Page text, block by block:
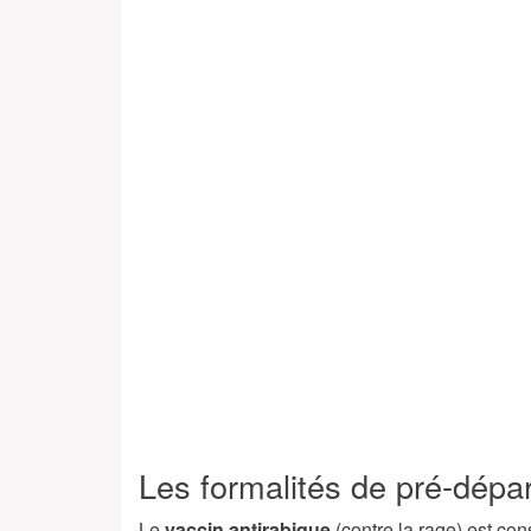
Les formalités de pré-